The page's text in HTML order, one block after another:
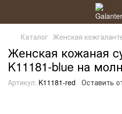
Каталог Женская
Женская кожаная
K11181-blue на
Артикул: K11181-red Оставить